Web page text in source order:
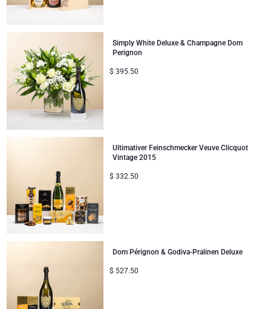
Simply White Deluxe & Champagne Dom
Perignon
$ 395.50
Ultimativer Feinschmecker Veuve Clicquot
Vintage 2015
$ 332.50
Dom Pérignon & Godiva-Pralinen Deluxe
$ 527.50